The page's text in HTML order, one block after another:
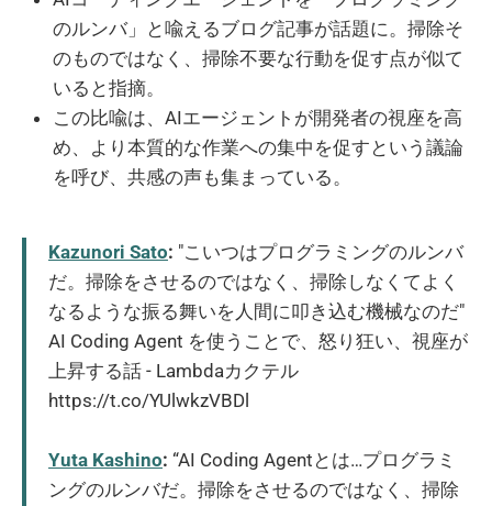
のルンバ」と喩えるブログ記事が話題に。掃除そ
のものではなく、掃除不要な行動を促す点が似て
いると指摘。
この比喩は、AIエージェントが開発者の視座を高
め、より本質的な作業への集中を促すという議論
を呼び、共感の声も集まっている。
Kazunori Sato: "こいつはプログラミングのルンバ
だ。掃除をさせるのではなく、掃除しなくてよく
なるような振る舞いを人間に叩き込む機械なのだ"
AI Coding Agent を使うことで、怒り狂い、視座が
上昇する話 - Lambdaカクテル
https://t.co/YUlwkzVBDl
Yuta Kashino: “AI Coding Agentとは…プログラミ
ングのルンバだ。掃除をさせるのではなく、掃除